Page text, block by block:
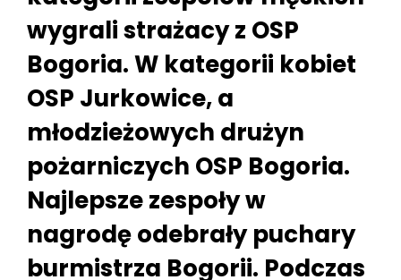
wygrali strażacy z OSP
Bogoria. W kategorii kobiet
OSP Jurkowice, a
młodzieżowych drużyn
pożarniczych OSP Bogoria.
Najlepsze zespoły w
nagrodę odebrały puchary
burmistrza Bogorii. Podczas